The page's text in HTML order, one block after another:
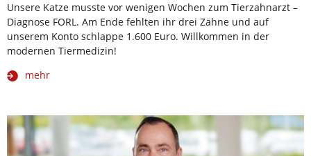
Unsere Katze musste vor wenigen Wochen zum Tierzahnarzt –
Diagnose FORL. Am Ende fehlten ihr drei Zähne und auf
unserem Konto schlappe 1.600 Euro. Willkommen in der
modernen Tiermedizin!
mehr